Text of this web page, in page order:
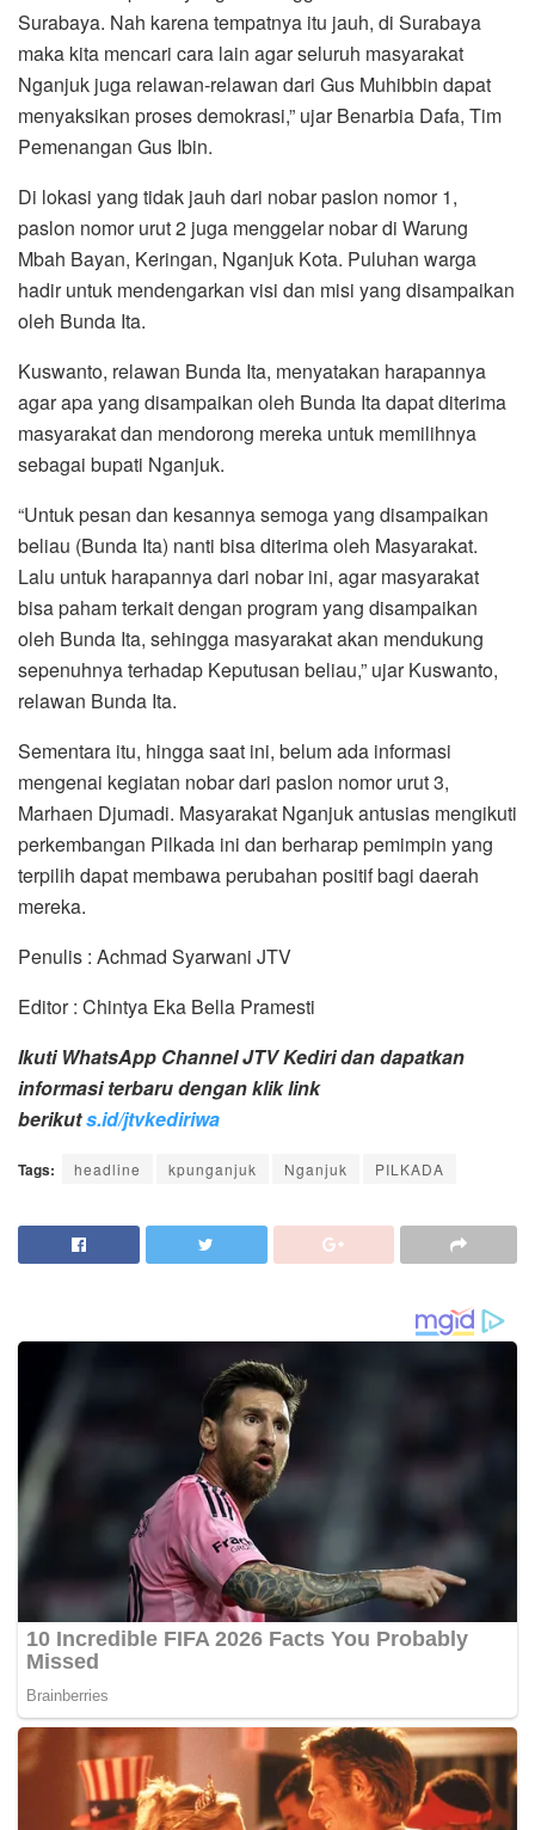
Surabaya. Nah karena tempatnya itu jauh, di Surabaya
maka kita mencari cara lain agar seluruh masyarakat
Nganjuk juga relawan-relawan dari Gus Muhibbin dapat
menyaksikan proses demokrasi,” ujar Benarbia Dafa, Tim
Pemenangan Gus Ibin.
Di lokasi yang tidak jauh dari nobar paslon nomor 1,
paslon nomor urut 2 juga menggelar nobar di Warung
Mbah Bayan, Keringan, Nganjuk Kota. Puluhan warga
hadir untuk mendengarkan visi dan misi yang disampaikan
oleh Bunda Ita.
Kuswanto, relawan Bunda Ita, menyatakan harapannya
agar apa yang disampaikan oleh Bunda Ita dapat diterima
masyarakat dan mendorong mereka untuk memilihnya
sebagai bupati Nganjuk.
“Untuk pesan dan kesannya semoga yang disampaikan
beliau (Bunda Ita) nanti bisa diterima oleh Masyarakat.
Lalu untuk harapannya dari nobar ini, agar masyarakat
bisa paham terkait dengan program yang disampaikan
oleh Bunda Ita, sehingga masyarakat akan mendukung
sepenuhnya terhadap Keputusan beliau,” ujar Kuswanto,
relawan Bunda Ita.
Sementara itu, hingga saat ini, belum ada informasi
mengenai kegiatan nobar dari paslon nomor urut 3,
Marhaen Djumadi. Masyarakat Nganjuk antusias mengikuti
perkembangan Pilkada ini dan berharap pemimpin yang
terpilih dapat membawa perubahan positif bagi daerah
mereka.
Penulis : Achmad Syarwani JTV
Editor : Chintya Eka Bella Pramesti
Ikuti WhatsApp Channel JTV Kediri dan dapatkan
informasi terbaru dengan klik link
berikuts.id/jtvkediriwa
Tags: headline kpunganjuk Nganjuk PILKADA